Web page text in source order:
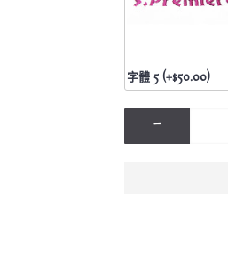
字體 5 (+$50.00)
-